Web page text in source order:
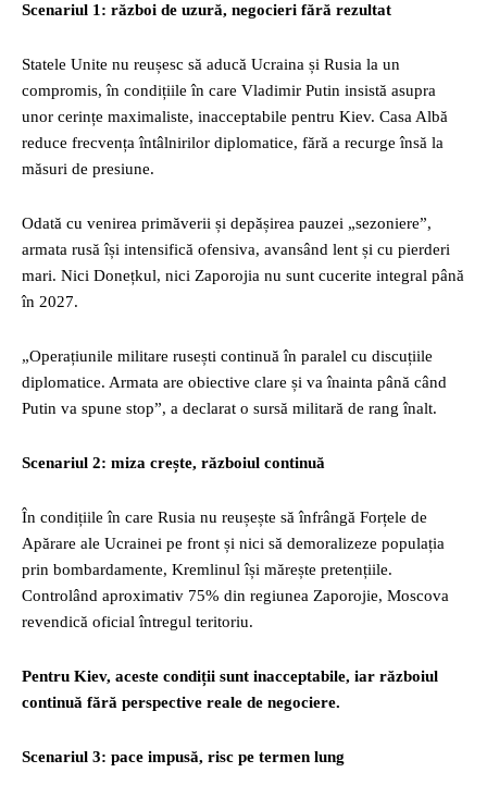
Scenariul 1: război de uzură, negocieri fără rezultat
Statele Unite nu reușesc să aducă Ucraina și Rusia la un
compromis, în condițiile în care Vladimir Putin insistă asupra
unor cerințe maximaliste, inacceptabile pentru Kiev. Casa Albă
reduce frecvența întâlnirilor diplomatice, fără a recurge însă la
măsuri de presiune.
Odată cu venirea primăverii și depășirea pauzei „sezoniere”,
armata rusă își intensifică ofensiva, avansând lent și cu pierderi
mari. Nici Donețkul, nici Zaporojia nu sunt cucerite integral până
în 2027.
„Operațiunile militare rusești continuă în paralel cu discuțiile
diplomatice. Armata are obiective clare și va înainta până când
Putin va spune stop”, a declarat o sursă militară de rang înalt.
Scenariul 2: miza crește, războiul continuă
În condițiile în care Rusia nu reușește să înfrângă Forțele de
Apărare ale Ucrainei pe front și nici să demoralizeze populația
prin bombardamente, Kremlinul își mărește pretențiile.
Controlând aproximativ 75% din regiunea Zaporojie, Moscova
revendică oficial întregul teritoriu.
Pentru Kiev, aceste condiții sunt inacceptabile, iar războiul
continuă fără perspective reale de negociere.
Scenariul 3: pace impusă, risc pe termen lung